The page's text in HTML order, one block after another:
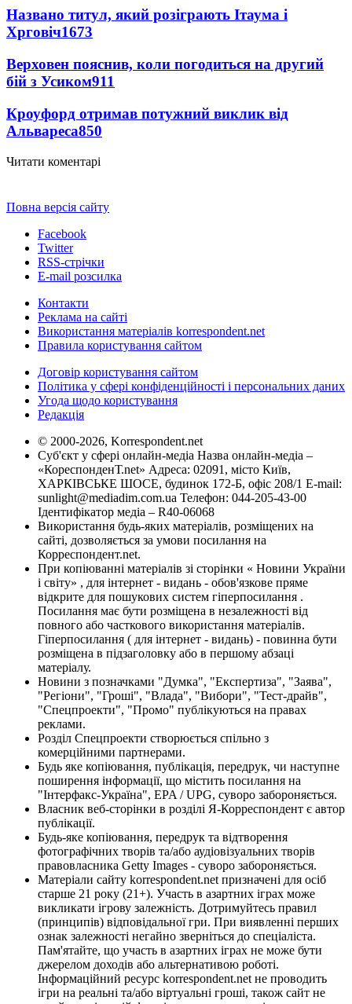
Названо титул, який розіграють Ітаума і
Хрговіч1673
Верховен пояснив, коли погодиться на другий
бій з Усиком911
Кроуфорд отримав потужний виклик від
Альвареса850
Читати коментарі
Повна версія сайту
Facebook
Twitter
RSS-стрічки
E-mail розсилка
Контакти
Реклама на сайті
Використання матеріалів korrespondent.net
Правила користування сайтом
Договір користування сайтом
Політика у сфері конфіденційності і персональних даних
Угода щодо користування
Редакція
© 2000-2026, Korrespondent.net
Суб'єкт у сфері онлайн-медіа Назва онлайн-медіа –
«КореспонденТ.net» Адреса: 02091, місто Київ,
ХАРКІВСЬКЕ ШОСЕ, будинок 172-Б, офіс 208/1 E-mail:
sunlight@mediadim.com.ua Телефон: 044-205-43-00
Ідентифікатор медіа – R40-06068
Використання будь-яких матеріалів, розміщених на
сайті, дозволяється за умови посилання на
Корреспондент.net.
При копіюванні матеріалів зі сторінки « Новини України
і світу» , для інтернет - видань - обов'язкове пряме
відкрите для пошукових систем гіперпосилання .
Посилання має бути розміщена в незалежності від
повного або часткового використання матеріалів.
Гіперпосилання ( для інтернет - видань) - повинна бути
розміщена в підзаголовку або в першому абзаці
матеріалу.
Новини з позначками "Думка", "Експертиза", "Заява",
"Регіони", "Гроші", "Влада", "Вибори", "Тест-драйв",
"Спецпроекти", "Промо" публікуються на правах
реклами.
Розділ Спецпроекти створюється спільно з
комерційними партнерами.
Будь яке копіювання, публікація, передрук, чи наступне
поширення інформації, що містить посилання на
"Інтерфакс-Україна", EPA / UPG, суворо забороняється.
Власник веб-сторінки в розділі Я-Корреспондент є автор
публікації.
Будь-яке копіювання, передрук та відтворення
фотографічних творів та/або аудіовізуальних творів
правовласника Getty Images - суворо забороняється.
Матеріали сайту korrespondent.net призначені для осіб
старше 21 року (21+). Участь в азартних іграх може
викликати ігрову залежність. Дотримуйтесь правил
(принципів) відповідальної гри. При виявленні перших
ознак залежності негайно зверніться до спеціаліста.
Пам'ятайте, що участь в азартних іграх не може бути
джерелом доходів або альтернативою роботі.
Інформаційний ресурс korrespondent.net не проводить
ігри на реальні та/або віртуальні гроші, також сайт не